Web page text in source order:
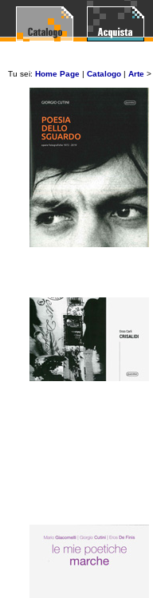
Tu sei: Home Page | Catalogo | Arte >